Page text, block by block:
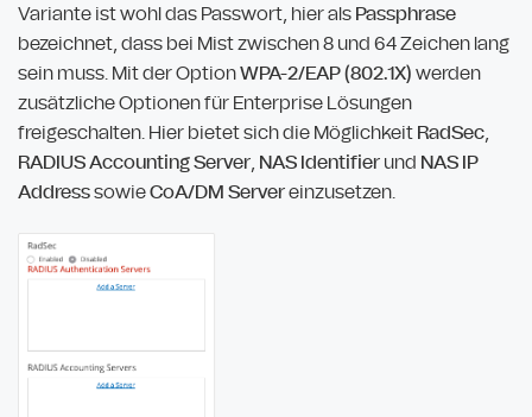
Variante ist wohl das Passwort, hier alsPassphrase
bezeichnet, dass bei Mist zwischen 8 und 64 Zeichen lang
sein muss. Mit der OptionWPA-2/EAP (802.1X)werden
zusätzliche Optionen für Enterprise Lösungen
freigeschalten. Hier bietet sich die MöglichkeitRadSec,
RADIUS Accounting Server, NAS Identifierund NAS IP
AddresssowieCoA/DM Servereinzusetzen.